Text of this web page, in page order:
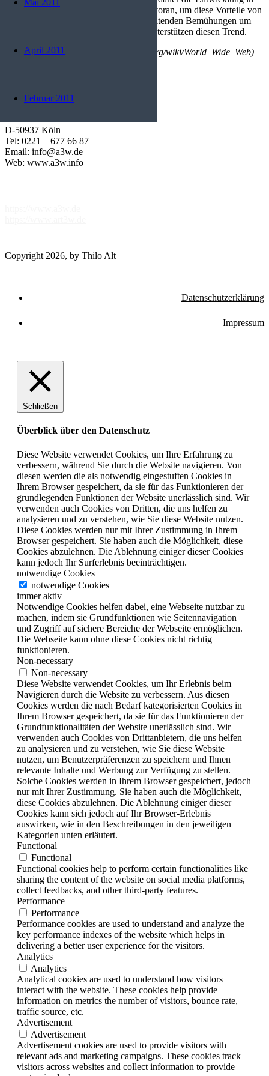
Mai 2011
April 2011
Februar 2011
die Richtung XHTML/XML und CSS voran, um diese Vorteile von
HTML wiederzuerlangen. Die fortschreitenden Bemühungen um
die Barrierefreiheit von Internetseiten unterstützen diesen Trend.
Quelle: Wikipedia (http://de.wikipedia.org/wiki/World_Wide_Web)
Kontakt
D-50937 Köln
Tel: 0221 – 677 66 87
Email: info@a3w.de
Web: www.a3w.info
Copyright 2026, by Thilo Alt
Datenschutzerklärung
Impressum
Schließen
Überblick über den Datenschutz
Diese Website verwendet Cookies, um Ihre Erfahrung zu
verbessern, während Sie durch die Website navigieren. Von
diesen werden die als notwendig eingestuften Cookies in
Ihrem Browser gespeichert, da sie für das Funktionieren der
grundlegenden Funktionen der Website unerlässlich sind. Wir
verwenden auch Cookies von Dritten, die uns helfen zu
analysieren und zu verstehen, wie Sie diese Website nutzen.
Diese Cookies werden nur mit Ihrer Zustimmung in Ihrem
Browser gespeichert. Sie haben auch die Möglichkeit, diese
Cookies abzulehnen. Die Ablehnung einiger dieser Cookies
kann jedoch Ihr Surferlebnis beeinträchtigen.
notwendige Cookies
notwendige Cookies
immer aktiv
Notwendige Cookies helfen dabei, eine Webseite nutzbar zu
machen, indem sie Grundfunktionen wie Seitennavigation
und Zugriff auf sichere Bereiche der Webseite ermöglichen.
Die Webseite kann ohne diese Cookies nicht richtig
funktionieren.
Non-necessary
Non-necessary
Diese Website verwendet Cookies, um Ihr Erlebnis beim
Navigieren durch die Website zu verbessern. Aus diesen
Cookies werden die nach Bedarf kategorisierten Cookies in
Ihrem Browser gespeichert, da sie für das Funktionieren der
Grundfunktionalitäten der Website unerlässlich sind. Wir
verwenden auch Cookies von Drittanbietern, die uns helfen
zu analysieren und zu verstehen, wie Sie diese Website
nutzen, um Benutzerpräferenzen zu speichern und Ihnen
relevante Inhalte und Werbung zur Verfügung zu stellen.
Solche Cookies werden in Ihrem Browser gespeichert, jedoch
nur mit Ihrer Zustimmung. Sie haben auch die Möglichkeit,
diese Cookies abzulehnen. Die Ablehnung einiger dieser
Cookies kann sich jedoch auf Ihr Browser-Erlebnis
auswirken, wie in den Beschreibungen in den jeweiligen
Kategorien unten erläutert.
Functional
Functional
Functional cookies help to perform certain functionalities like
sharing the content of the website on social media platforms,
collect feedbacks, and other third-party features.
Performance
Performance
Performance cookies are used to understand and analyze the
key performance indexes of the website which helps in
delivering a better user experience for the visitors.
Analytics
Analytics
Analytical cookies are used to understand how visitors
interact with the website. These cookies help provide
information on metrics the number of visitors, bounce rate,
traffic source, etc.
Advertisement
Advertisement
Advertisement cookies are used to provide visitors with
relevant ads and marketing campaigns. These cookies track
visitors across websites and collect information to provide